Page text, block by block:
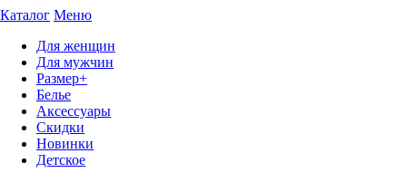
Каталог Меню
Для женщин
Для мужчин
Размер+
Белье
Аксессуары
Скидки
Новинки
Детское